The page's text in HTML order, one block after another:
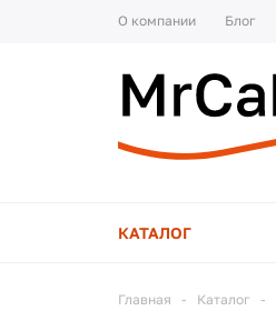
О компании Блог
КАТАЛОГ
Главная - Каталог -